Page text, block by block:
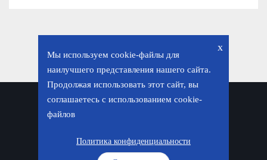
x
Мы используем cookie-файлы для
наилучшего представления нашего сайта.
Продолжая использовать этот сайт, вы
соглашаетесь с использованием cookie-
файлов
Политика конфиденциальности